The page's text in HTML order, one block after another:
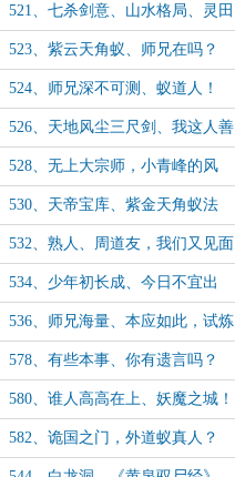
来历！
521、七杀剑意、山水格局、灵田
之害！
523、紫云天角蚁、师兄在吗？
524、师兄深不可测、蚁道人！
526、天地风尘三尺剑、我这人善
啊！
528、无上大宗师，小青峰的风
水？
530、天帝宝库、紫金天角蚁法
相！
532、熟人、周道友，我们又见面
了
534、少年初长成、今日不宜出
门！
536、师兄海量、本应如此，试炼
下山！
578、有些本事、你有遗言吗？
580、谁人高高在上、妖魔之城！
582、诡国之门，外道蚁真人？